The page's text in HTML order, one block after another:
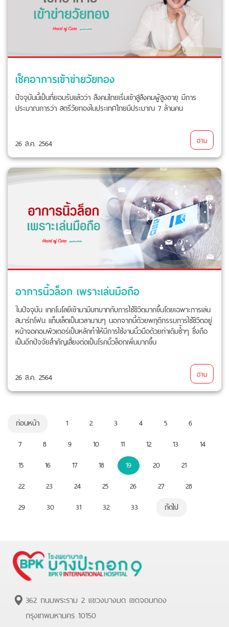
เช็คอาการเข้าข่ายวัยทอง
ปัจจุบันนี้เป็นที่ยอมรับแล้วว่า สังคมไทยเริ่มเข้าสู่สังคมผู้สูงอายุ มีการ
ประมาณการว่า สตรีวัยทองในประเทศไทยมีประมาณ 7 ล้านคน
26 ส.ค. 2564 อ่าน
อาการนิ้วล็อก เพราะเล่นมือถือ
ในปัจจุบัน เทคโนโลยีเข้ามามีบทบาทกับการใช้ชีวิตมากขึ้นโดยเฉพาะการเล่น
สมาร์ทโฟน แท็บเล็ตเป็นเวลานานๆ นอกจากนี้ด้วยพฤติกรรมการใช้ชีวิตอยู่
หน้าจอคอมพิวเตอร์เป็นหลักทำให้มีการใช้งานนิ้วมือด้วยท่าเดิมซ้ำๆ ซึ่งถือ
เป็นอีกปัจจัยสำคัญเสี่ยงต่อเป็นโรคนิ้วล็อกเพิ่มมากขึ้น
26 ส.ค. 2564 อ่าน
ก่อนหน้า 1 2 3 4 5
6
7
8 9 10 11 12 13
14
15
16 17 18 19 20
21
22
23 24 25 26 27
28
29
30 31 32 33 ถัดไป
362 ถนนพระราม 2 แขวงบางมด เขตจอมทอง
กรุงเทพมหานคร 10150